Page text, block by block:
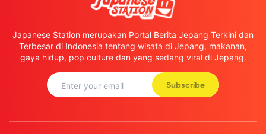
Japanese Station merupakan Portal Berita Jepang Terkini dan
Terbesar di Indonesia tentang wisata di Jepang, makanan,
gaya hidup, pop culture dan yang sedang viral di Jepang.
Subscribe